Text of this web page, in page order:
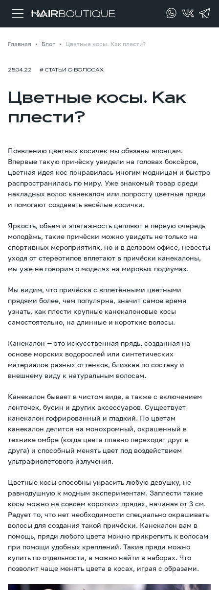
Главная Блог Цветные косы. Как плести?
25.04.22 # СТАТЬИ О ВОЛОСАХ
Цветные косы. Как
плести?
Появлению цветных косичек мы обязаны японцам.
Впервые такую причёску увидели на головах боксёров,
цветная идея кос понравилась многим модницам и быстро
распространилась по миру. Уже знакомый товар среди
накладных волос канекалон или попросту цветные пряди
и помогают создавать весёлые косички.
Яркость, объем и эпатажность цепляют в первую очередь
молодёжь, такие причёски можно увидеть не только на
спортивных мероприятиях, но и в деловом офисе, невесты
уходя от стереотипов вплетают в причёски канекалоны,
мы уже не говорим о моделях на мировых подиумах.
Мы видим, что причёска с вплетёнными цветными
прядями более, чем популярна, значит самое время
узнать, как плести крупные канекалоновые косы
самостоятельно, на длинные и короткие волосы.
Канекалон — это искусственная прядь, созданная на
основе морских водорослей или синтетических
материалов разных оттенков, близкая по составу и
внешнему виду к натуральным волосам.
Канекалон бывает в чистом виде, а также с включением
ленточек, бусин и других аксессуаров. Существует
канекалон гофрированный и гладкий. По цветам
канекалон делится на монохромный, окрашенный в
технике омбре (когда цвета плавно переходят друг в
друга) и способный менять цвет под воздействием
ультрафиолетового излучения.
Цветные косы способны украсить любую девушку, не
равнодушную к модным экспериментам. Заплести такие
косы можно на совсем коротких прядях, начиная от 3 см.
Радует то, что нет необходимости специально окрашивать
волосы для создания такой причёски. Канекалон вам в
помощь, пряди любого цвета можно прикрепить к волосам
при помощи удобных креплений. Такие пряди можно
купить по отдельности, а можно найти в наборах. Что
позволит чаще менять цвета в косах, играя с образами.